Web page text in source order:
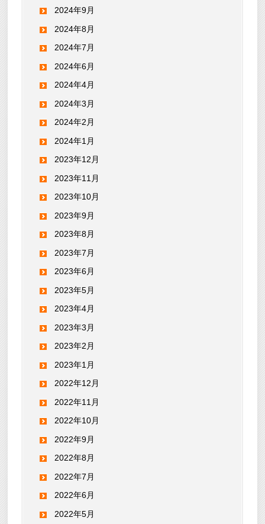
2024年9月
2024年8月
2024年7月
2024年6月
2024年4月
2024年3月
2024年2月
2024年1月
2023年12月
2023年11月
2023年10月
2023年9月
2023年8月
2023年7月
2023年6月
2023年5月
2023年4月
2023年3月
2023年2月
2023年1月
2022年12月
2022年11月
2022年10月
2022年9月
2022年8月
2022年7月
2022年6月
2022年5月